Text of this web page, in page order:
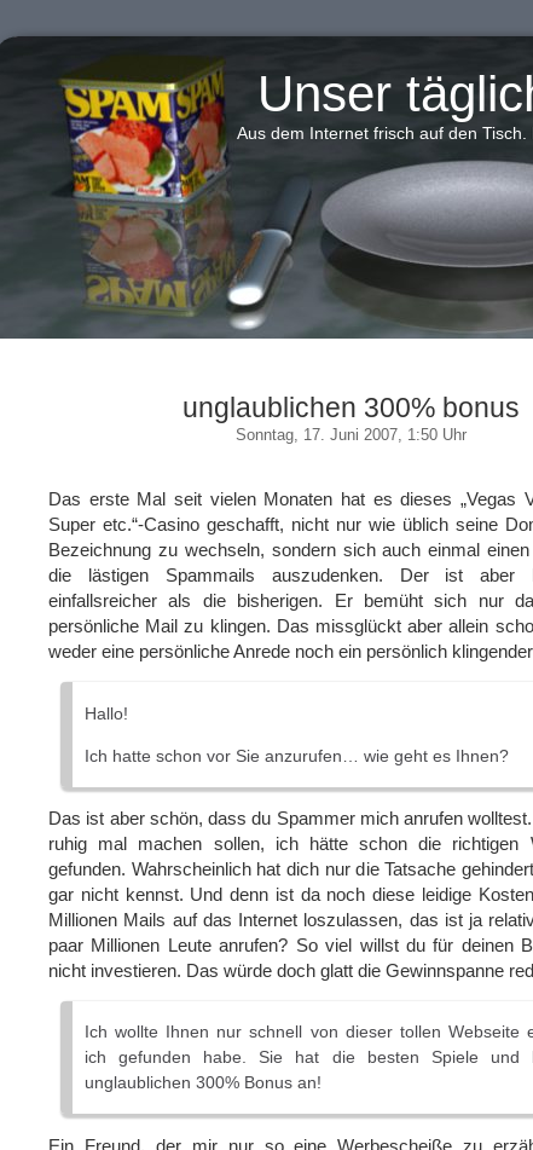
Unser
Aus dem Internet frisch auf den Tisch.
unglaublichen 300% bonus
Sonntag, 17. Juni 2007, 1:50 Uhr
Das erste Mal seit vielen Monaten hat es dieses „Vegas
Super etc.“-Casino geschafft, nicht nur wie üblich seine
Bezeichnung zu wechseln, sondern sich auch einmal
die lästigen Spammails auszudenken. Der ist aber
einfallsreicher als die bisherigen. Er bemüht sich nur
persönliche Mail zu klingen. Das missglückt aber allein
weder eine persönliche Anrede noch ein persönlich
Hallo!
Ich hatte schon vor Sie anzurufen… wie geht es Ihnen?
Das ist aber schön, dass du Spammer mich anrufen
ruhig mal machen sollen, ich hätte schon die richtigen
gefunden. Wahrscheinlich hat dich nur die Tatsache
gar nicht kennst. Und denn ist da noch diese leidige
Millionen Mails auf das Internet loszulassen, das ist ja
paar Millionen Leute anrufen? So viel willst du für deinen
nicht investieren. Das würde doch glatt die Gewinnspanne
Ich wollte Ihnen nur schnell von dieser tollen Webseite
ich gefunden habe. Sie hat die besten Spiele und
unglaublichen 300% Bonus an!
Ein Freund, der mir nur so eine Werbescheiße zu